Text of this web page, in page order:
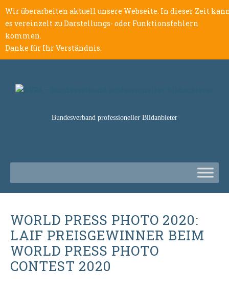
Wir überarbeiten aktuell unsere Webseite. In dieser Zeit
es vereinzelt zu Darstellungs- oder Funktionsfehlern
kommen.
Danke für Ihr Verständnis.
Bundesverband professioneller Bildanbieter
WORLD PRESS PHOTO 2020:
LAIF PREISGEWINNER BEIM
WORLD PRESS PHOTO
CONTEST 2020